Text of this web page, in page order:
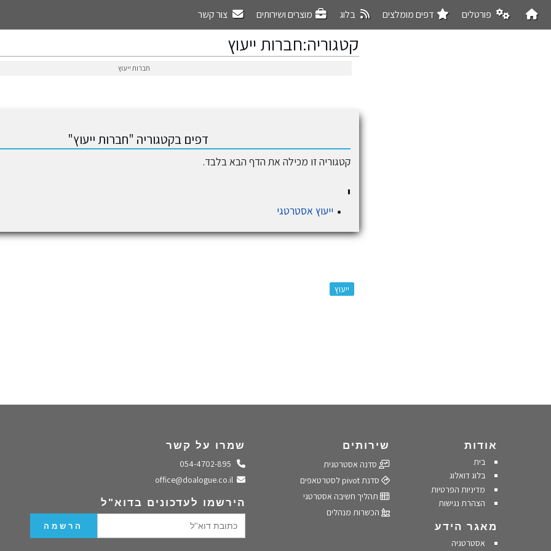
פורטלים דפים מומלצים בלוג מוצרים ושירותים צור קשר
קטגוריה:חברות ייעוץ
חברות ייעוץ
דפים בקטגוריה "חברות ייעוץ"
קטגוריה זו מכילה את הדף הבא בלבד.
י
ייעוץ אסטרטגי
ייעוץ
אודות
בית
בלוג דואלוג
מדיניות הפרטיות
הצהרת נגישות
מאגר הידע
אסטרטגיה
שירותים
סדנה אסטרטגית
סדנת pivot לסטרטאפים
תהליך חשיבה אסטרטגי
הכשרות מנהלים
שמרו על קשר
התקשרו אלינו
שלחו מייל
הירשמו לעדכונים בדוא"ל